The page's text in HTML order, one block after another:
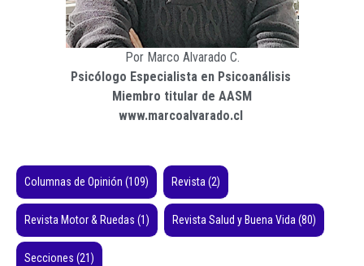
Por Marco Alvarado C.
Psicólogo Especialista en Psicoanálisis
Miembro titular de AASM
www.marcoalvarado.cl
Columnas de Opinión (109) Revista(2)
Revista Motor & Ruedas (1) Revista Salud y Buena Vida(80)
Secciones (21)